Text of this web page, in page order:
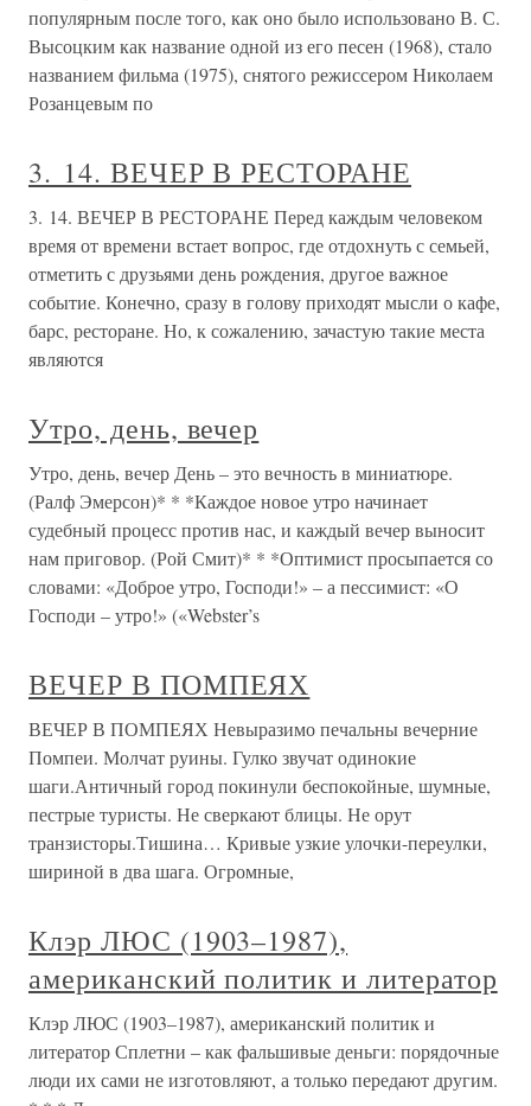
популярным после того, как оно было использовано В. С.
Высоцким как название одной из его песен (1968), стало
названием фильма (1975), снятого режиссером Николаем
Розанцевым по
3. 14. ВЕЧЕР В РЕСТОРАНЕ
3. 14. ВЕЧЕР В РЕСТОРАНЕ Перед каждым человеком
время от времени встает вопрос, где отдохнуть с семьей,
отметить с друзьями день рождения, другое важное
событие. Конечно, сразу в голову приходят мысли о кафе,
барс, ресторане. Но, к сожалению, зачастую такие места
являются
Утро, день, вечер
Утро, день, вечер День – это вечность в миниатюре.
(Ралф Эмерсон)* * *Каждое новое утро начинает
судебный процесс против нас, и каждый вечер выносит
нам приговор. (Рой Смит)* * *Оптимист просыпается со
словами: «Доброе утро, Господи!» – а пессимист: «О
Господи – утро!» («Webster’s
ВЕЧЕР В ПОМПЕЯХ
ВЕЧЕР В ПОМПЕЯХ Невыразимо печальны вечерние
Помпеи. Молчат руины. Гулко звучат одинокие
шаги.Античный город покинули беспокойные, шумные,
пестрые туристы. Не сверкают блицы. Не орут
транзисторы.Тишина… Кривые узкие улочки-переулки,
шириной в два шага. Огромные,
Клэр ЛЮС (1903–1987),
американский политик и литератор
Клэр ЛЮС (1903–1987), американский политик и
литератор Сплетни – как фальшивые деньги: порядочные
люди их сами не изготовляют, а только передают другим.